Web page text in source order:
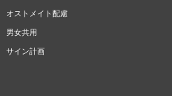
オストメイト配慮
男女共用
サイン計画